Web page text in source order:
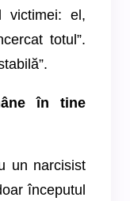
victimei: el,
totul”.
în tine
un narcisist
începutul